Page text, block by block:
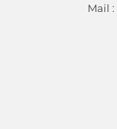
Mail :